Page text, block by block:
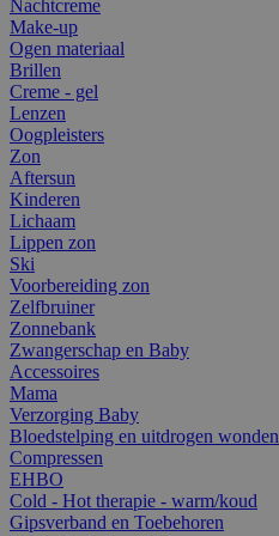
Nachtcreme
Make-up
Ogen materiaal
Brillen
Creme - gel
Lenzen
Oogpleisters
Zon
Aftersun
Kinderen
Lichaam
Lippen zon
Ski
Voorbereiding zon
Zelfbruiner
Zonnebank
Zwangerschap en Baby
Accessoires
Mama
Verzorging Baby
Bloedstelping en uitdrogen wonden
Compressen
EHBO
Cold - Hot therapie - warm/koud
Gipsverband en Toebehoren